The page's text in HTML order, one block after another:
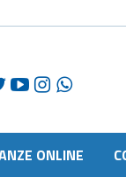
ONLINE